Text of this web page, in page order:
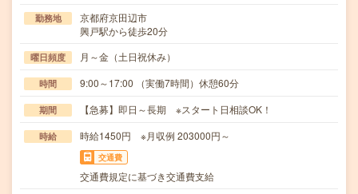
勤務地
京都府京田辺市
興戸駅から徒歩20分
曜日頻度 月～金（土日祝休み）
時間 9:00～17:00 （実働7時間）休憩60分
期間 【急募】即日～長期 ※スタート日相談OK！
時給 時給1450円 ※月収例 203000円～
交通費
交通費規定に基づき交通費支給